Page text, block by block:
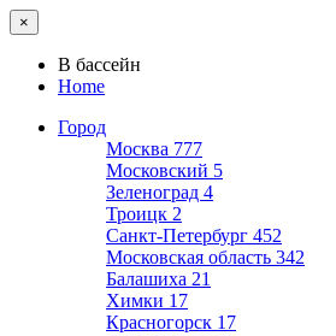
×
В бассейн
Home
Город
Москва 777
Московский 5
Зеленоград 4
Троицк 2
Санкт-Петербург 452
Московская область 342
Балашиха 21
Химки 17
Красногорск 17